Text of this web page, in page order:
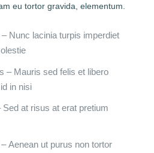
eu tortor gravida, elementum.
– Nunc lacinia turpis imperdiet
– Mauris sed felis et libero
in nisi
Sed at risus at erat pretium
– Aenean ut purus non tortor